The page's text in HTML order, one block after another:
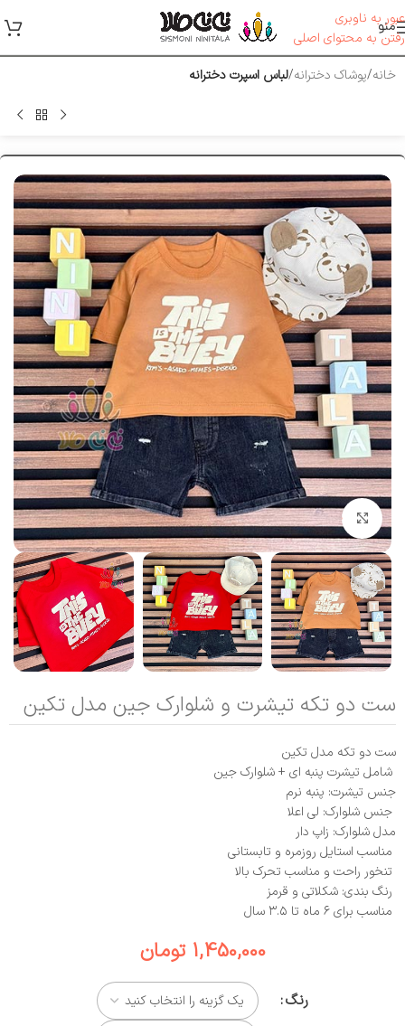
عبور به ناوبری
رفتن به محتوای اصلی
منو
خانه پوشاک دخترانه لباس اسپرت دخترانه
بزرگنمایی تصویر
ست دو تکه تیشرت و شلوارک جین مدل تکین
ست دو تکه مدل تکین
شامل تیشرت پنبه‌ ای + شلوارک جین
جنس تیشرت: پنبه نرم
جنس شلوارک: لی اعلا
مدل شلوارک: زاپ دار
مناسب استایل روزمره و تابستانی
تنخور راحت و مناسب تحرک بالا
رنگ‌ بندی: شکلاتی و قرمز
مناسب برای ۶ ماه تا ۳.۵ سال
1,450,000 تومان
رنگ